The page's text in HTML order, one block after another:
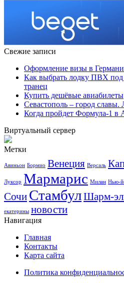
Свежие записи
Оформление визы в
Как выбрать лодку ПВХ
транец
Купить дешёвые авиабилеты
Севастополь – город славы.
Когда пройдет Формула-1 в
Виртуальный сервер
Метки
Авиньон Бормио Венеция Версаль
Луксор Мармарис Милан Нью-
Сочи СтамбулШарм-
екатерины новости
Навигация
Главная
Контакты
Карта сайта
Политика